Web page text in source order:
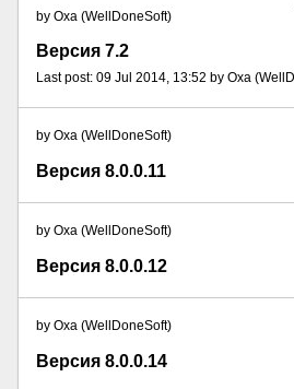
by Oxa (WellDoneSoft)
Версия 7.2
Last post: 09 Jul 2014, 13:52 by Oxa
by Oxa (WellDoneSoft)
Версия 8.0.0.11
by Oxa (WellDoneSoft)
Версия 8.0.0.12
by Oxa (WellDoneSoft)
Версия 8.0.0.14